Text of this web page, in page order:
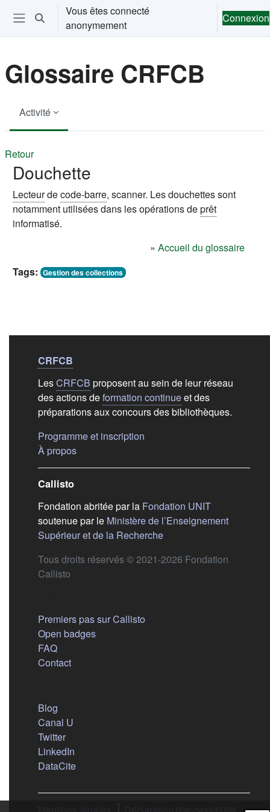
Passer au contenu principal
Ouvrir le menu de navigation
Activer/désactiver la saisie de recherche
Vous êtes connecté
anonymement
Connexion
Glossaire CRFCB
Activité
Retour
Douchette
Lecteurdecode-barre, scanner. Les douchettes sont
notamment utilisées dans les opérations deprêt
informatisé.
» Accueil du glossaire
Tags: Gestion des collections
Liens de bas de
CRFCB
LesCRFCB proposent au sein de leur réseau
des actions deformation continueet des
préparations aux concours des bibliothèques.
Programme et inscription
À propos(s'ouvre dans un nouvel onglet)
Callisto
Fondation abritée par la Fondation UNIT(s'ouvre
soutenue par le Ministère de l’Enseignement
Supérieur et de la Recherche(s'ouvre dans un nouvel
Tous droits réservés © 2021-2026 Fondation
Callisto
Premiers pas sur Callisto
Open badges
FAQ
Contact
Blog
Canal U
Twitter(s'ouvre dans un nouvel onglet)
LinkedIn
DataCite(s'ouvre dans un nouvel onglet)